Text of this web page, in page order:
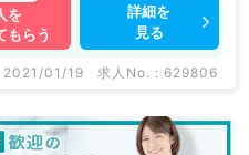
を
もらう
詳細を
見る
2021/01/19 求人No. : 629806